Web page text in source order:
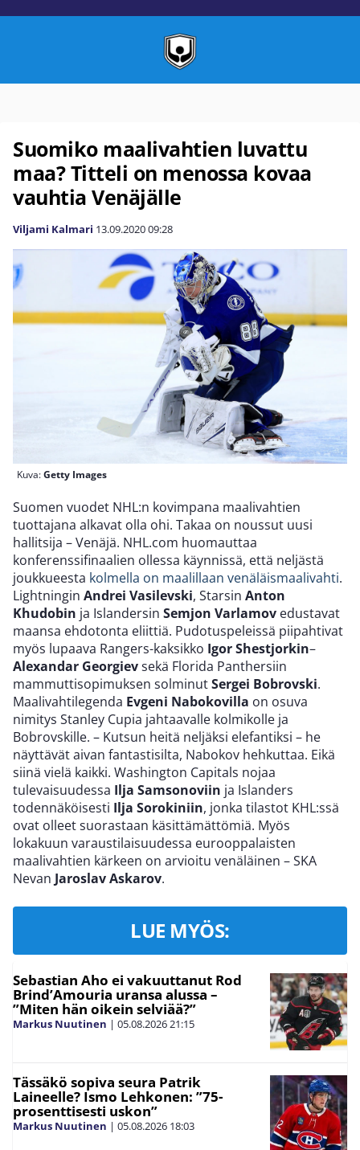
Suomiko maalivahtien luvattu
maa? Titteli on menossa kovaa
vauhtia Venäjälle
Viljami Kalmari 13.09.202009:28
Kuva:Getty Images
Suomen vuodet NHL:n kovimpana maalivahtien
tuottajana alkavat olla ohi. Takaa on noussut uusi
hallitsija – Venäjä. NHL.com huomauttaa
konferenssifinaalien ollessa käynnissä, että neljästä
joukkueesta kolmella on maalillaan venäläismaalivahti.
Lightningin Andrei Vasilevski, Starsin Anton
Khudobin ja Islandersin Semjon Varlamov edustavat
maansa ehdotonta eliittiä. Pudotuspeleissä piipahtivat
myös lupaava Rangers-kaksikko Igor Shestjorkin–
Alexandar Georgievsekä Florida Panthersiin
mammuttisopimuksen solminutSergei Bobrovski.
Maalivahtilegenda Evgeni Nabokovilla on osuva
nimitys Stanley Cupia jahtaavalle kolmikolle ja
Bobrovskille. – Kutsun heitä neljäksi elefantiksi – he
näyttävät aivan fantastisilta, Nabokov hehkuttaa. Eikä
siinä vielä kaikki. Washington Capitals nojaa
tulevaisuudessa Ilja Samsonoviin ja Islanders
todennäköisesti Ilja Sorokiniin, jonka tilastot KHL:ssä
ovat olleet suorastaan käsittämättömiä. Myös
lokakuun varaustilaisuudessa eurooppalaisten
maalivahtien kärkeen on arvioitu venäläinen – SKA
Nevan Jaroslav Askarov.
LUE MYÖS:
Sebastian Aho ei vakuuttanut Rod
Brind’Amouria uransa alussa –
”Miten hän oikein selviää?”
Markus Nuutinen | 05.08.2026 21:15
Tässäkö sopiva seura Patrik
Laineelle? Ismo Lehkonen: ”75-
prosenttisesti uskon”
Markus Nuutinen | 05.08.2026 18:03